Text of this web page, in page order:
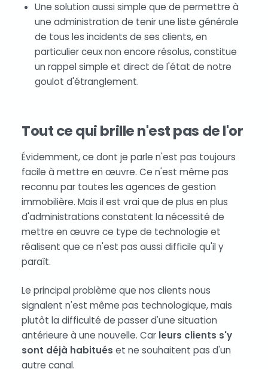
Une solution aussi simple que de permettre à
une administration de tenir une liste générale
de tous les incidents de ses clients, en
particulier ceux non encore résolus, constitue
un rappel simple et direct de l'état de notre
goulot d'étranglement.
Tout ce qui brille n'est pas de l'or
Évidemment, ce dont je parle n'est pas toujours
facile à mettre en œuvre. Ce n'est même pas
reconnu par toutes les agences de gestion
immobilière. Mais il est vrai que de plus en plus
d'administrations constatent la nécessité de
mettre en œuvre ce type de technologie et
réalisent que ce n'est pas aussi difficile qu'il y
paraît.
Le principal problème que nos clients nous
signalent n'est même pas technologique, mais
plutôt la difficulté de passer d'une situation
antérieure à une nouvelle. Car leurs clients s'y
sont déjà habitués et ne souhaitent pas d'un
autre canal.